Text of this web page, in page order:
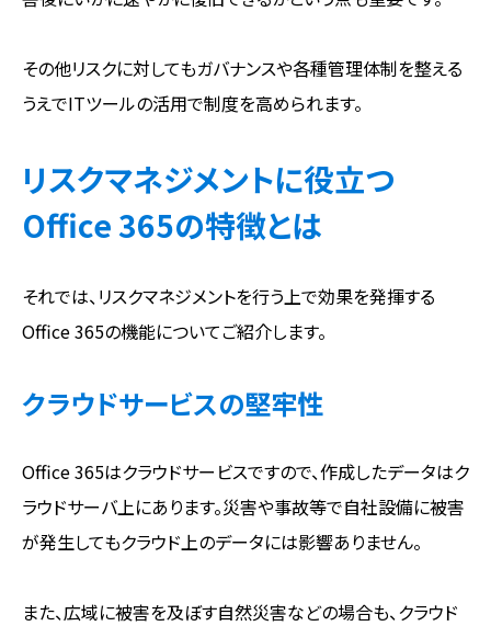
その他リスクに対してもガバナンスや各種管理体制を整える
うえでITツールの活用で制度を高められます。
リスクマネジメントに役立つ
Office 365の特徴とは
それでは、リスクマネジメントを行う上で効果を発揮する
Office 365の機能についてご紹介します。
クラウドサービスの堅牢性
Office 365はクラウドサービスですので、作成したデータはク
ラウドサーバ上にあります。災害や事故等で自社設備に被害
が発生してもクラウド上のデータには影響ありません。
また、広域に被害を及ぼす自然災害などの場合も、クラウド